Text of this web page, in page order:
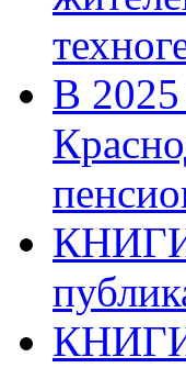
В 2025